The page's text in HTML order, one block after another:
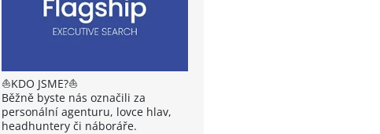
⛵KDO JSME?⛵
Běžně byste nás označili za
personální agenturu, lovce hlav,
headhuntery či náboráře.